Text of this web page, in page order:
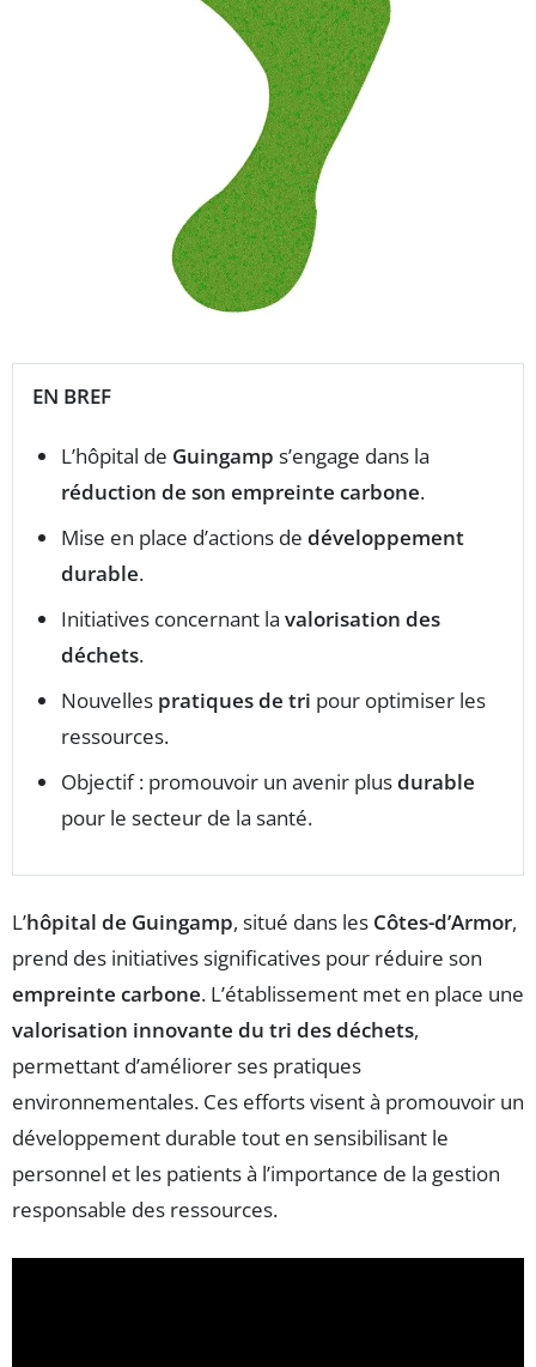
EN BREF
L’hôpital de Guingamp s’engage dans la
réduction de son empreinte carbone.
Mise en place d’actions de développement
durable.
Initiatives concernant la valorisation des
déchets.
Nouvelles pratiques de tri pour optimiser les
ressources.
Objectif : promouvoir un avenir plusdurable
pour le secteur de la santé.
L’hôpital de Guingamp, situé dans les Côtes-d’Armor,
prend des initiatives significatives pour réduire son
empreinte carbone. L’établissement met en place une
valorisation innovante du tri des déchets,
permettant d’améliorer ses pratiques
environnementales. Ces efforts visent à promouvoir un
développement durable tout en sensibilisant le
personnel et les patients à l’importance de la gestion
responsable des ressources.